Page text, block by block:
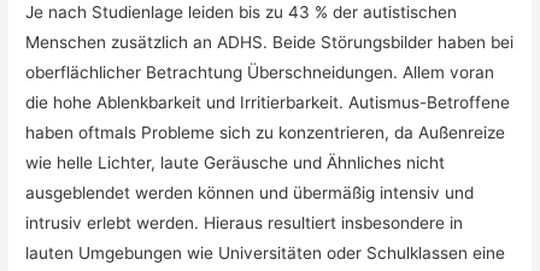
Je nach Studienlage leiden bis zu 43 % der autistischen
Menschen zusätzlich an ADHS. Beide Störungsbilder haben bei
oberflächlicher Betrachtung Überschneidungen. Allem voran
die hohe Ablenkbarkeit und Irritierbarkeit. Autismus-Betroffene
haben oftmals Probleme sich zu konzentrieren, da Außenreize
wie helle Lichter, laute Geräusche und Ähnliches nicht
ausgeblendet werden können und übermäßig intensiv und
intrusiv erlebt werden. Hieraus resultiert insbesondere in
lauten Umgebungen wie Universitäten oder Schulklassen eine